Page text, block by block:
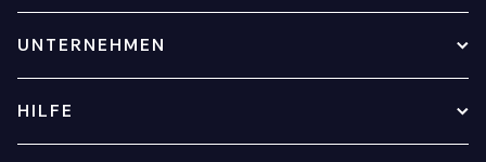
UNTERNEHMEN
HILFE